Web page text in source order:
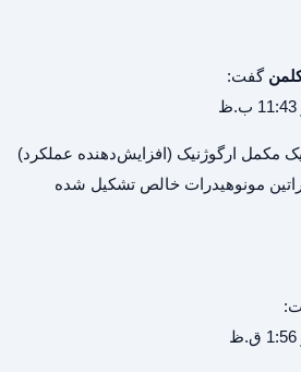
گفت:
یک مکمل ارگوژنیک (افزایش‌دهنده عملکرد)
از ۱۰۰٪ کراتین مونوهیدرات خالص تشکیل شده